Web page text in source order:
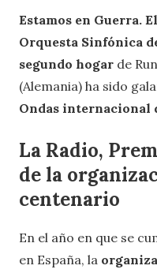
Estamos en Guerra.
Orquesta Sinfónica
segundo hogar de
(Alemania) ha sido
Ondas internacional
La Radio,
de la
centenario
En el año en que se
en España, la